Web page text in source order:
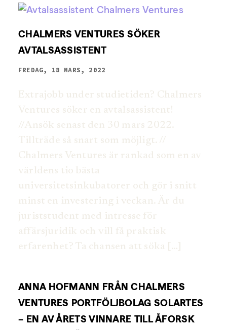
CHALMERS VENTURES SÖKER
AVTALSASSISTENT
FREDAG, 18 MARS, 2022
Extrajobb under studietiden? Chalmers
Ventures söker en avtalsassistent!
//Ansök senast den 30 mars 2022.
Tillträde så snart som möjligt. //
Chalmers Ventures är rankad som en av
världens tio bästa
universitetsinkubatorer och gör i snitt
minst en investering i veckan. Är du
juriststudent med intresse för
affärsjuridik och vill få praktisk
erfarenhet? Ta chansen att söka […]
ANNA HOFMANN FRÅN CHALMERS
VENTURES PORTFÖLJBOLAG SOLARTES
– EN AV ÅRETS VINNARE TILL ÅFORSK